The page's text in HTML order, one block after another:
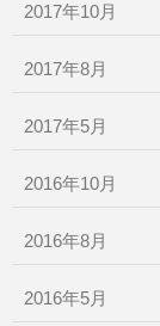
2017年10月
2017年8月
2017年5月
2016年10月
2016年8月
2016年5月